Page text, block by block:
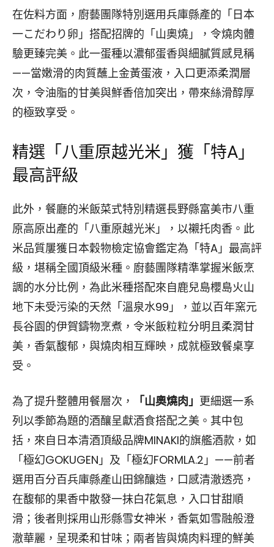
在佐料方面，廚藝團隊特別選用兵庫縣產的「日本
一こだわり卵」搭配招牌的「山奧燒」，令燒肉體
驗更臻完美。此一蛋種以濃郁蛋香與細膩質感見稱
——當嫩滑的肉質蘸上金黃蛋液，入口更添柔潤層
次，令油脂的甘美與鮮香倍加突出，帶來絲滑醇厚
的極致享受。
精選「八重原越光米」獲「特A」
最高評級
此外，餐廳的米飯菜式特別精選長野縣富美市八重
原高原出產的「八重原越光米」，以襯托肉香。此
米品質屢獲日本穀物檢定協會鑑定為「特A」最高評
級，堪稱全國頂級米種。廚藝團隊精準掌握米飯烹
調的水分比例，為此米種搭配來自鹿兒島櫻島火山
地下未受污染的天然「溫泉水99」，並以百年窯元
長谷園的伊賀鑄物烹煮，令米飯粒粒分明且柔潤甘
美，香氣馥郁，與燒肉相互輝映，成就極致餐桌享
受。
為了提升整體用餐層次， 「山奧燒肉」 更細選一系
列以季節為題的酒釀呈獻酒食搭配之美。其中包
括，來自日本清酒頂級品牌MINAKI的旗艦酒款，如
「極幻GOKUGEN」及「極幻FORMLA.2」——前者
選用百分百兵庫縣產山田錦釀造，口感清澈透亮，
在馥郁的果香中散發一抹白花氣息，入口甘甜順
滑；後者則採用山形縣雪女神米，香氣如雪融般澄
澈華麗，呈現柔和甘味；兩者皆與燒肉料理的鮮美